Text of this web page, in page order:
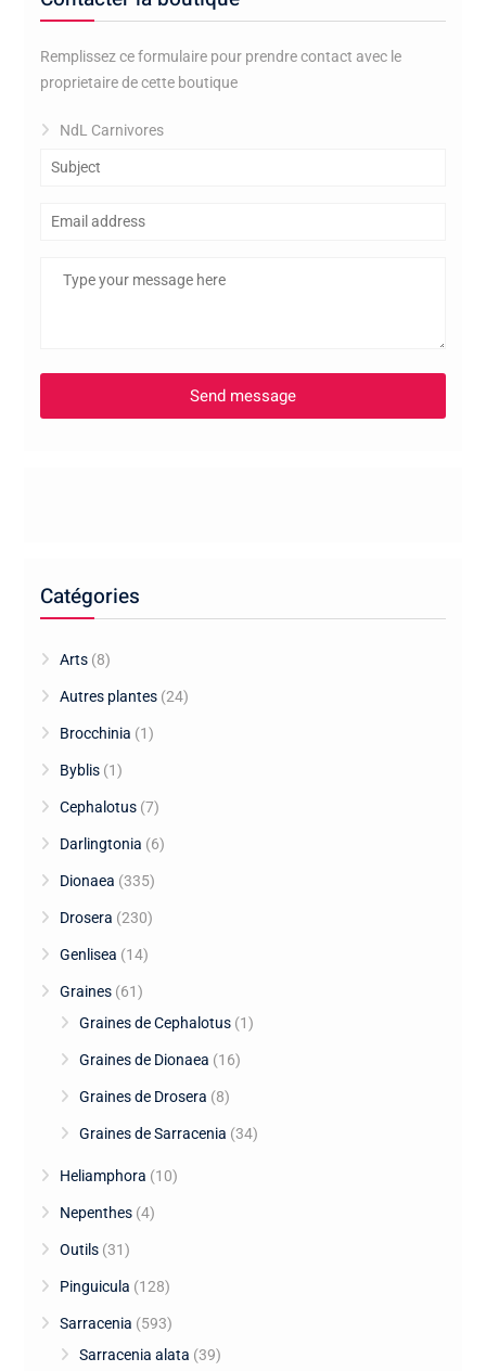
Remplissez ce formulaire pour prendre contact avec le
proprietaire de cette boutique
NdL Carnivores
Catégories
Arts (8)
Autres plantes (24)
Brocchinia (1)
Byblis (1)
Cephalotus (7)
Darlingtonia (6)
Dionaea (335)
Drosera (230)
Genlisea (14)
Graines (61)
Graines de Cephalotus (1)
Graines de Dionaea (16)
Graines de Drosera (8)
Graines de Sarracenia (34)
Heliamphora (10)
Nepenthes (4)
Outils (31)
Pinguicula (128)
Sarracenia (593)
Sarracenia alata (39)